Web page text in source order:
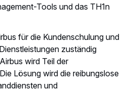
Tools und das TH1n
für die Kundenschulung und
zuständig
wird Teil der
Lösung wird die reibungslose
und